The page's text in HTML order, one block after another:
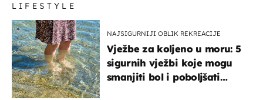
LIFESTYLE
NAJSIGURNIJI OBLIK REKREACIJE
Vježbe za koljeno u moru: 5
sigurnih vježbi koje mogu
smanjiti bol i poboljšati